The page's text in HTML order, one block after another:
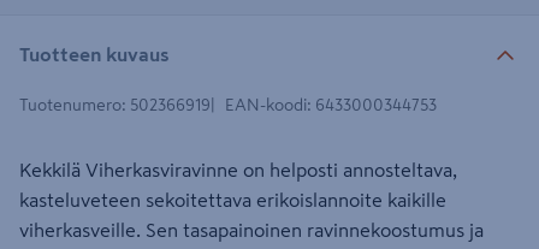
Tuotteen kuvaus
Tuotenumero: 502366919 EAN-koodi: 6433000344753
Kekkilä Viherkasviravinne on helposti annosteltava,
kasteluveteen sekoitettava erikoislannoite kaikille
viherkasveille. Sen tasapainoinen ravinnekoostumus ja